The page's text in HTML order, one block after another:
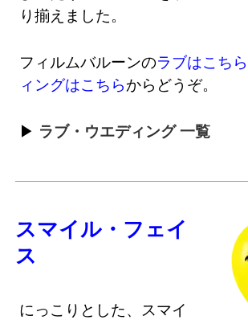
り揃えました。
フィルムバルーンのラブはこちら
ィングはこちらからどうぞ。
ラブ・ウエディング 一覧
スマイル・フェイ
ス
にっこりとした、スマイ